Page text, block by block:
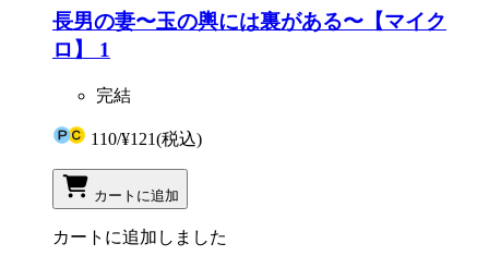
長男の妻〜玉の輿には裏がある〜【マイク
ロ】 1
完結
110/¥121(税込)
カートに追加
カートに追加しました